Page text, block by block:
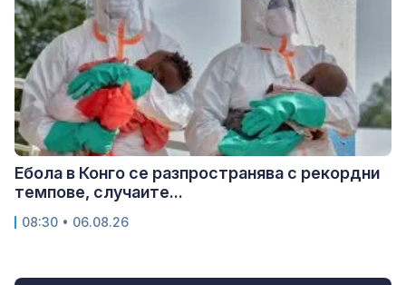
Ебола в Конго се разпространява с рекордни
темпове, случаите...
08:30 • 06.08.26